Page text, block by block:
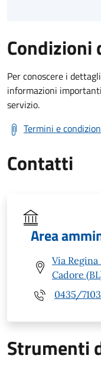
Condizioni
Per conoscere i
informazioni
servizio.
Termini e
Contatti
Area
Via
Cadore
0435/
Strumenti